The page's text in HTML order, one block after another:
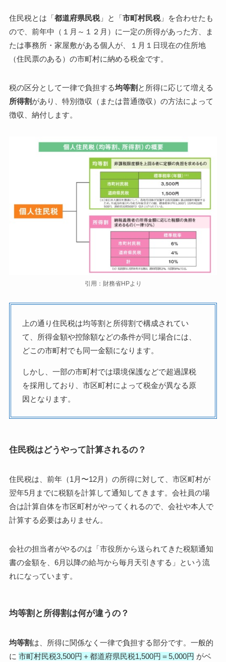
住民税とは「都道府県民税」と「市町村民税」を合わせたも
ので、前年中（１月～１２月）に一定の所得があった方、ま
たは事務所・家屋敷がある個人が、１月１日現在の住所地
（住民票のある）の市町村に納める税金です。
税の区分として一律で負担する均等割 と 所得に応じて増える
所得割があり、特別徴収（または普通徴収）の方法によって
徴収、納付します。
引用：財務省HPより
上の通り住民税は均等割と所得割で構成されてい
て、所得金額や控除額などの条件が同じ場合には、
どこの市町村でも同一金額になります。
しかし、一部の市町村では環境保護などで超過課税
を採用しており、市区町村によって税金が異なる原
因となります。
住民税はどうやって計算されるの？
住民税は、前年（1月〜12月）の所得に対して、市区町村が
翌年5月までに税額を計算して通知してきます。会社員の場
合は計算自体を市区町村がやってくれるので、会社や本人で
計算する必要はありません。
会社の担当者がやるのは「市役所から送られてきた税額通知
書の金額を、6月以降の給与から毎月天引きする」という流
れになっています。
均等割と所得割は何が違うの？
均等割は、所得に関係なく一律で負担する部分です。一般的
に 市町村民税3,500円＋都道府県民税1,500円＝5,000円 がベ